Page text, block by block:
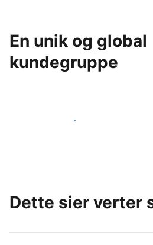
En unik og global
kundegruppe
Nå ut til nye gjester i dag
Dette sier verter